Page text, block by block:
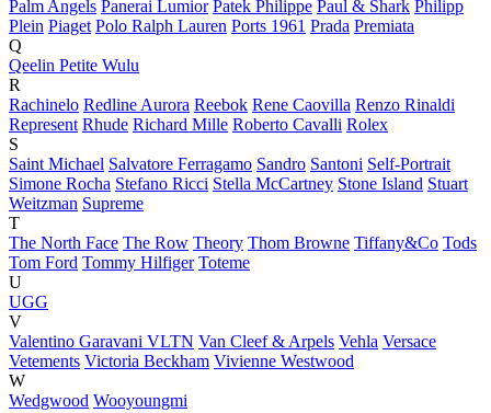
Palm Angels Panerai Lumior Patek Philippe Paul & Shark Philipp
Plein Piaget Polo Ralph Lauren Ports 1961 Prada Premiata
Q
Qeelin Petite Wulu
R
Rachinelo Redline Aurora Reebok Rene Caovilla Renzo Rinaldi
Represent Rhude Richard Mille Roberto Cavalli Rolex
S
Saint Michael Salvatore Ferragamo Sandro Santoni Self-Portrait
Simone Rocha Stefano Ricci Stella McCartney Stone Island Stuart
Weitzman Supreme
T
The North Face The Row Theory Thom Browne Tiffany&Co Tods
Tom Ford Tommy Hilfiger Toteme
U
UGG
V
Valentino Garavani VLTN Van Cleef & Arpels Vehla Versace
Vetements Victoria Beckham Vivienne Westwood
W
Wedgwood Wooyoungmi